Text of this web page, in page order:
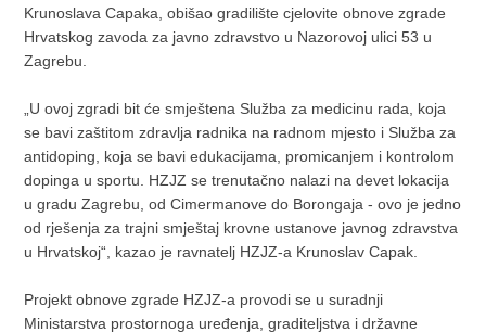
Krunoslava Capaka, obišao gradilište cjelovite obnove zgrade
Hrvatskog zavoda za javno zdravstvo u Nazorovoj ulici 53 u
Zagrebu.
„U ovoj zgradi bit će smještena Služba za medicinu rada, koja
se bavi zaštitom zdravlja radnika na radnom mjesto i Služba za
antidoping, koja se bavi edukacijama, promicanjem i kontrolom
dopinga u sportu. HZJZ se trenutačno nalazi na devet lokacija
u gradu Zagrebu, od Cimermanove do Borongaja - ovo je jedno
od rješenja za trajni smještaj krovne ustanove javnog zdravstva
u Hrvatskoj“, kazao je ravnatelj HZJZ-a Krunoslav Capak.
Projekt obnove zgrade HZJZ-a provodi se u suradnji
Ministarstva prostornoga uređenja, graditeljstva i državne